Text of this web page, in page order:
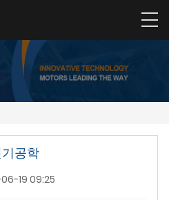
공학
19 09:25